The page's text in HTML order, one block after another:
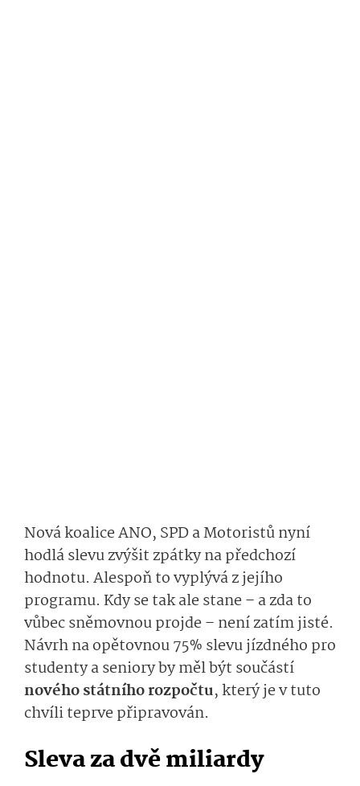
Nová koalice ANO, SPD a Motoristů nyní
hodlá slevu zvýšit zpátky na předchozí
hodnotu. Alespoň to vyplývá z jejího
programu. Kdy se tak ale stane – a zda to
vůbec sněmovnou projde – není zatím jisté.
Návrh na opětovnou 75% slevu jízdného pro
studenty a seniory by měl být součástí
nového státního rozpočtu, který je v tuto
chvíli teprve připravován.
Sleva za dvě miliardy